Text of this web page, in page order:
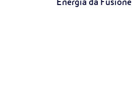
Energia da Fusione